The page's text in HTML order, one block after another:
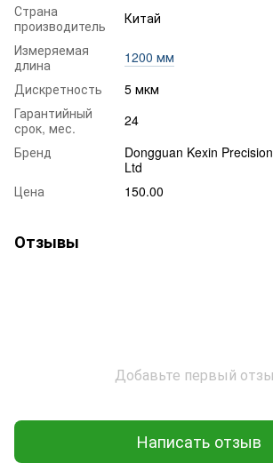
Страна
производитель
Китай
Измеряемая
длина
1200 мм
Дискретность
5 мкм
Гарантийный
срок, мес.
24
Бренд
Dongguan Kexin
Ltd
Цена
150.00
Отзывы
Добавьте первый
Написать отзыв